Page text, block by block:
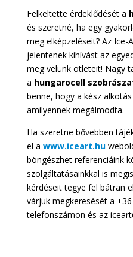
Felkeltette érdeklődését a
és szeretné, ha egy
meg elképzeléseit? Az
jelentenek kihívást az
meg velünk ötleteit! Nagy
a hungarocell
benne, hogy a kész
amilyennek megálmodta.
Ha szeretne bővebben
el a www.iceart.hu
böngészhet referenciáink
szolgáltatásainkkal is
kérdéseit tegye fel bátran
várjuk megkeresését a
telefonszámon és az